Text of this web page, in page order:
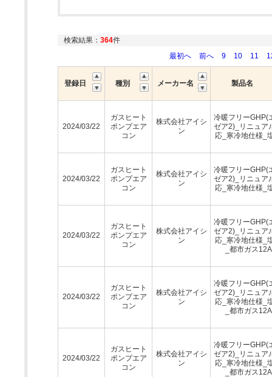
検索結果： 364件
最初へ
前へ 9 10 11
登録日 種別 メーカー名 製品名
2024/03/22
ガスヒート
ポンプエア
コン
株式会社アイシ
ン
冷暖フリーGHP(
ゼア2)_リニュア
応_寒冷地仕様_
2024/03/22
ガスヒート
ポンプエア
コン
株式会社アイシ
ン
冷暖フリーGHP(
ゼア2)_リニュア
応_寒冷地仕様_
2024/03/22
ガスヒート
ポンプエア
コン
株式会社アイシ
ン
冷暖フリーGHP(
ゼア2)_リニュア
応_寒冷地仕様_
_都市ガス12A
2024/03/22
ガスヒート
ポンプエア
コン
株式会社アイシ
ン
冷暖フリーGHP(
ゼア2)_リニュア
応_寒冷地仕様_
_都市ガス12A
2024/03/22
ガスヒート
ポンプエア
コン
株式会社アイシ
ン
冷暖フリーGHP(
ゼア2)_リニュア
応_寒冷地仕様_
_都市ガス12A